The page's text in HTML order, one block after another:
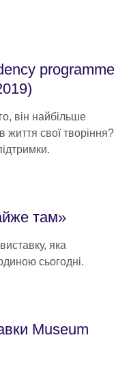
programme
він найбільше
життя свої творіння?
там»
яка
сьогодні.
Museum